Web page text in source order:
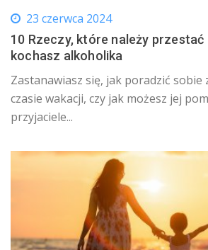
23 czerwca 2024
10 Rzeczy, które należy przestać
kochasz alkoholika
Zastanawiasz się, jak poradzić sobie
czasie wakacji, czy jak możesz jej
przyjaciele...